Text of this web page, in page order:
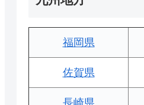
福岡県
佐賀県
長崎県